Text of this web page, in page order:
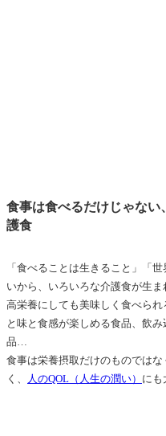
食事は食べるだけじゃな
護食
「食べることは生きること」「
いから、いろいろな介護食が生ま
高栄養にしても美味しく食べら
と味と食感が楽しめる食品、飲
品…
食事は栄養摂取だけのものでは
く、
人のQOL（人生の潤い） にも